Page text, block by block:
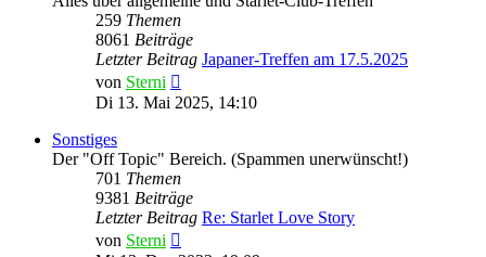
259 Themen
8061 Beiträge
Letzter Beitrag Japaner-Treffen am 17.5.2025
von Sterni
Beitrag
Di 13. Mai 2025, 14:10
Sonstiges
Der "Off Topic" Bereich. (Spammen unerwünscht!)
701 Themen
9381 Beiträge
Letzter Beitrag Re: Starlet Love Story
von Sterni